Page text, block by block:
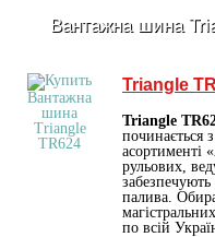
Вантажна шина
Triangle
Triangle
починається
асортименті
рульових,
забезпечують
палива.
по всій